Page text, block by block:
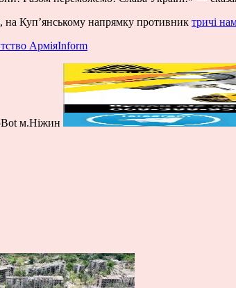
на Куп’янському напрямку противник тричі
АрміяInform
м.Ніжин